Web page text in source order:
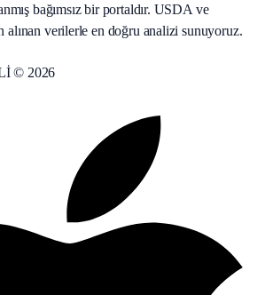
bağımsız bir portaldır. USDA ve
alınan verilerle en doğru analizi sunuyoruz.
© 2026